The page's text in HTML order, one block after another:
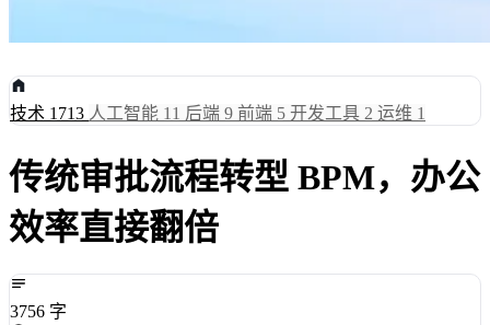
技术 1713 人工智能 11 后端 9 前端 5 开发工具 2 运维 1
传统审批流程转型 BPM，办公
效率直接翻倍
3756 字